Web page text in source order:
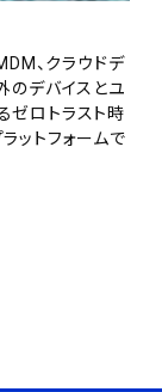
、クラウドデ
のデバイスとユ
ゼロトラスト時
ットフォームで